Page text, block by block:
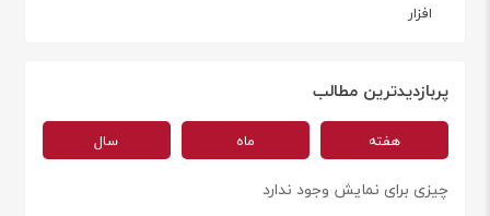
افزار
پربازدیدترین مطالب
هفته ماه سال
چیزی برای نمایش وجود ندارد